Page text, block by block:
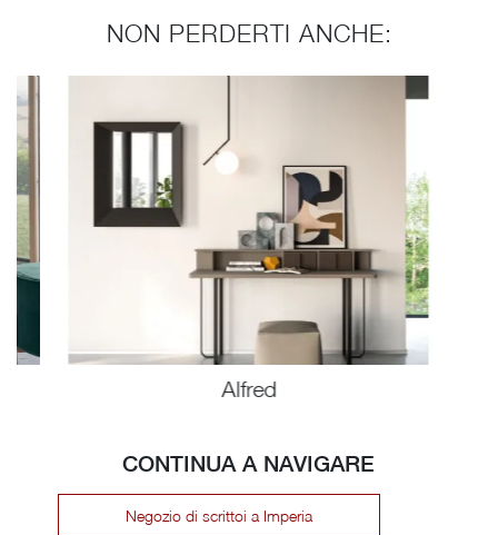
NON PERDERTI ANCHE:
Alfred
CONTINUA A NAVIGARE
Negozio di scrittoi a Imperia